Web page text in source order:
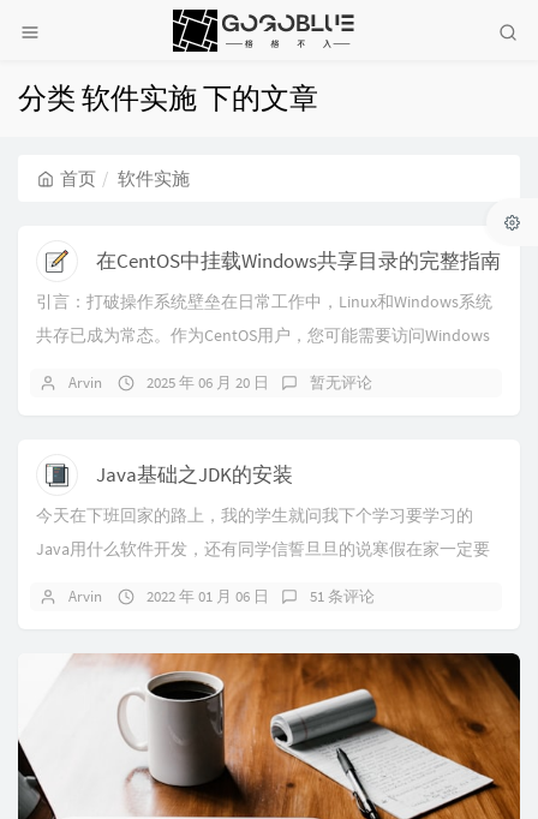
分类 软件实施 下的文章
首页 软件实施
在CentOS中挂载Windows共享目录的完整指南
引言：打破操作系统壁垒在日常工作中，Linux和Windows系统
共存已成为常态。作为CentOS用户，您可能需要访问Windows
Arvin 2025 年 06 月 20 日 暂无评论
Java基础之JDK的安装
今天在下班回家的路上，我的学生就问我下个学习要学习的
Java用什么软件开发，还有同学信誓旦旦的说寒假在家一定要
Arvin 2022 年 01 月 06 日 51 条评论